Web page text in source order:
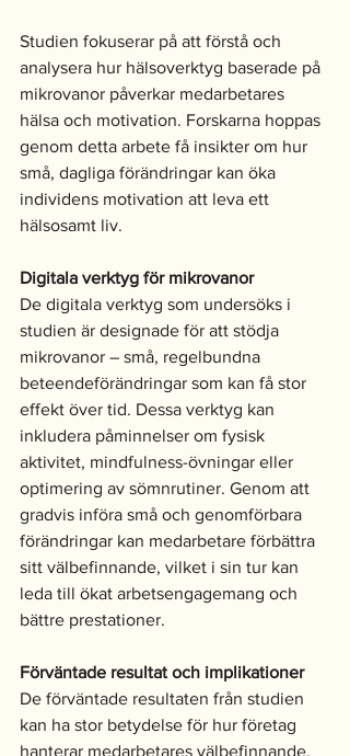
Studien fokuserar på att förstå och
analysera hur hälsoverktyg baserade på
mikrovanor påverkar medarbetares
hälsa och motivation. Forskarna hoppas
genom detta arbete få insikter om hur
små, dagliga förändringar kan öka
individens motivation att leva ett
hälsosamt liv.
Digitala verktyg för mikrovanor
De digitala verktyg som undersöks i
studien är designade för att stödja
mikrovanor – små, regelbundna
beteendeförändringar som kan få stor
effekt över tid. Dessa verktyg kan
inkludera påminnelser om fysisk
aktivitet, mindfulness-övningar eller
optimering av sömnrutiner. Genom att
gradvis införa små och genomförbara
förändringar kan medarbetare förbättra
sitt välbefinnande, vilket i sin tur kan
leda till ökat arbetsengagemang och
bättre prestationer.
Förväntade resultat och implikationer
De förväntade resultaten från studien
kan ha stor betydelse för hur företag
hanterar medarbetares välbefinnande.